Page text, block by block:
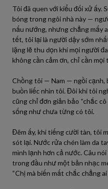
Tôi đã quen với kiểu đối xử ấy.
bóng trong ngôi nhà này —
nấu nướng, nhưng chẳng mấy
tết, tôi lại là người dậy sớm
lặng lẽ thu dọn khi mọi người
không cần cảm ơn, chỉ cần mọi
Chồng tôi — Nam — ngồi cạnh,
buồn liếc nhìn tôi. Đôi khi tôi
cũng chỉ đơn giản bảo “chắc
sống như chưa từng có tôi.
Đêm ấy, khi tiếng cười tàn, tôi
sót lại. Nước rửa chén làm da
mình lạnh hơn cả nước. Câu
trong đầu như một bản nhạc
“Chị mà biến mất chắc chẳng ai